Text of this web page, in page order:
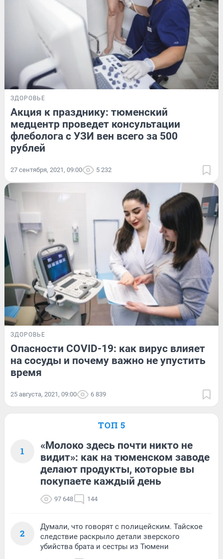
ЗДОРОВЬЕ
Акция к празднику: тюменский
медцентр проведет консультации
флеболога с УЗИ вен всего за 500
рублей
27 сентября, 2021, 09:00 5 232
ЗДОРОВЬЕ
Опасности COVID-19: как вирус влияет
на сосуды и почему важно не упустить
время
25 августа, 2021, 09:00 6 839
ТОП 5
1
«Молоко здесь почти никто не
видит»: как на тюменском заводе
делают продукты, которые вы
покупаете каждый день
97 648 144
2
Думали, что говорят с полицейским. Тайское
следствие раскрыло детали зверского
убийства брата и сестры из Тюмени